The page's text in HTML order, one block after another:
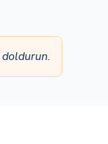
doldurun.